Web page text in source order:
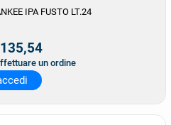
IPA FUSTO LT.24
un ordine